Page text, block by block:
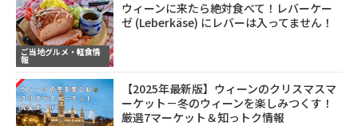
ご当地グルメ・軽食情
報
ウィーンに来たら絶対食べて！レバーケー
ゼ (Leberkäse) にレバーは入ってません！
【2025年最新版】ウィーンのクリスマスマ
ーケット－冬のウィーンを楽しみつくす！
厳選7マーケット＆知っトク情報